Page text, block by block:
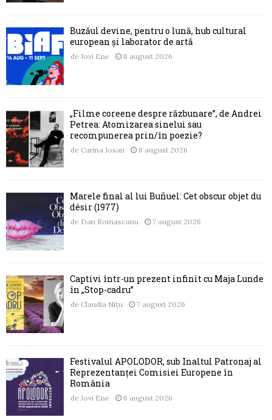
Buzăul devine, pentru o lună, hub cultural
european și laborator de artă
de Jovi Ene 8 august 2026
„Filme coreene despre răzbunare”, de Andrei
Petrea: Atomizarea sinelui sau
recompunerea prin/în poezie?
de Carina Josan 8 august 2026
Marele final al lui Buñuel: Cet obscur objet du
désir (1977)
de Dan Romascanu 7 august 2026
Captivi într-un prezent infinit cu Maja Lunde
în „Stop-cadru”
de Claudia Nițu 7 august 2026
Festivalul APOLODOR, sub Înaltul Patronaj al
Reprezentanței Comisiei Europene în
România
de Jovi Ene 6 august 2026